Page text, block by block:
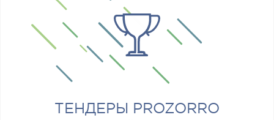
ТЕНДЕРЫ PROZORRO